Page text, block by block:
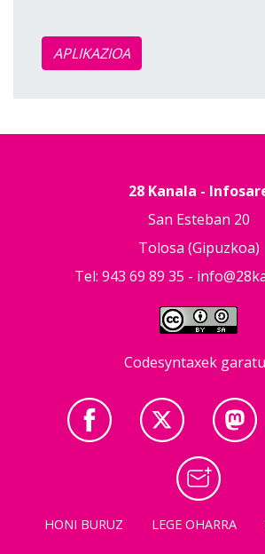
APLIKAZIOA
28 Kanala -
San Esteban 20
Tolosa (Gipuzkoa)
Tel: 943 69 89 35 -
Codesyntaxek
HONI BURUZ LEGE OHARRA